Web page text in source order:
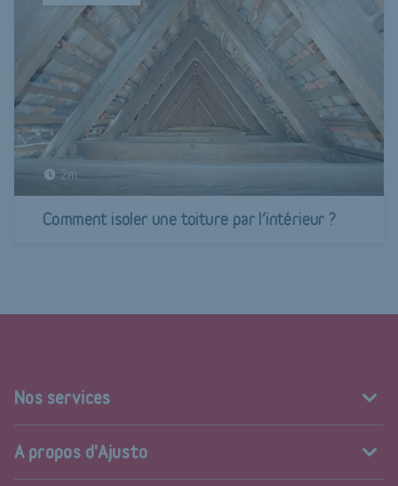
2m
Comment isoler une toiture par l’intérieur ?
Nos services
A propos d'Ajusto